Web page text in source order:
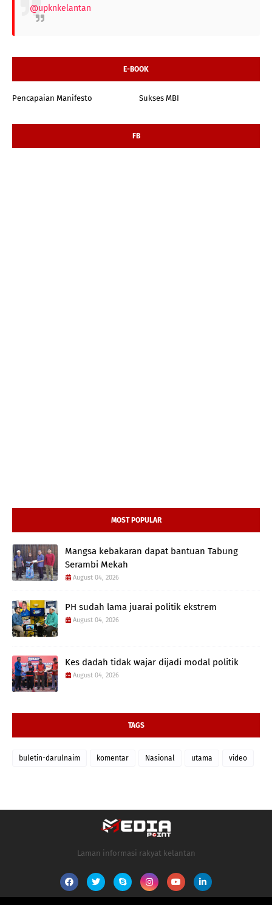
@upknkelantan
E-BOOK
Pencapaian Manifesto Sukses MBI
FB
MOST POPULAR
Mangsa kebakaran dapat bantuan Tabung
Serambi Mekah
August 04, 2026
PH sudah lama juarai politik ekstrem
August 04, 2026
Kes dadah tidak wajar dijadi modal politik
August 04, 2026
TAGS
buletin-darulnaim komentar Nasional utama video
Laman informasi rakyat kelantan